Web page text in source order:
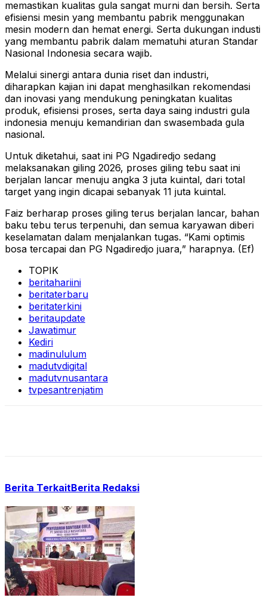
memastikan kualitas gula sangat murni dan bersih. Serta
efisiensi mesin yang membantu pabrik menggunakan
mesin modern dan hemat energi. Serta dukungan industi
yang membantu pabrik dalam mematuhi aturan Standar
Nasional Indonesia secara wajib.
Melalui sinergi antara dunia riset dan industri,
diharapkan kajian ini dapat menghasilkan rekomendasi
dan inovasi yang mendukung peningkatan kualitas
produk, efisiensi proses, serta daya saing industri gula
indonesia menuju kemandirian dan swasembada gula
nasional.
Untuk diketahui, saat ini PG Ngadiredjo sedang
melaksanakan giling 2026, proses giling tebu saat ini
berjalan lancar menuju angka 3 juta kuintal, dari total
target yang ingin dicapai sebanyak 11 juta kuintal.
Faiz berharap proses giling terus berjalan lancar, bahan
baku tebu terus terpenuhi, dan semua karyawan diberi
keselamatan dalam menjalankan tugas. “Kami optimis
bosa tercapai dan PG Ngadiredjo juara,” harapnya. (Ef)
TOPIK
beritahariini
beritaterbaru
beritaterkini
beritaupdate
Jawatimur
Kediri
madinululum
madutvdigital
madutvnusantara
tvpesantrenjatim
Berita TerkaitBerita Redaksi